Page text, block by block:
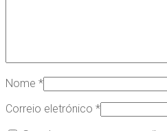
Nome *
Correio eletrónico *